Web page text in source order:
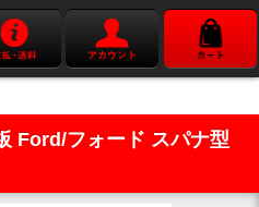
Ford/フォード スパナ型